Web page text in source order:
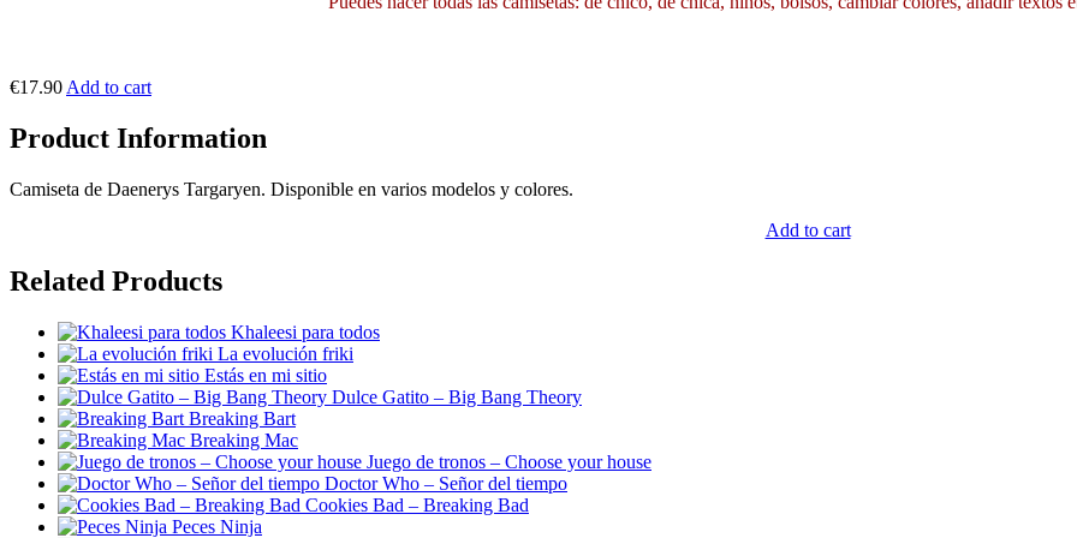
€17.90 Add to cart
Product Information
Camiseta de Daenerys Targaryen. Disponible en varios modelos y colores.
Add to cart
Related Products
Khaleesi para todos
La evolución friki
Estás en mi sitio
Dulce Gatito – Big Bang Theory
Breaking Bart
Breaking Mac
Juego de tronos – Choose your house
Doctor Who – Señor del tiempo
Cookies Bad – Breaking Bad
Peces Ninja